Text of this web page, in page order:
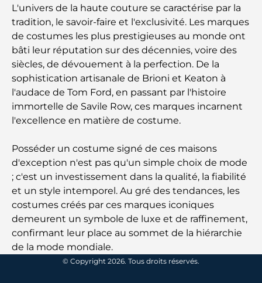
au DIFC
Les marques de vêtements les plus chères au
monde
Architecture ottomane : un riche héritage d'art,
de culture et d'empire
Les jets privés les plus chers : immersion dans
l'univers du luxe aéronautique des milliardaires
Les bagues de fiançailles les plus chères du
monde
Écoles indiennes à Dubaï : Le guide ultime pour
les parents
L'univers de la haute couture se caractérise par la
tradition, le savoir-faire et l'exclusivité. Les marques
de costumes les plus prestigieuses au monde ont
bâti leur réputation sur des décennies, voire des
siècles, de dévouement à la perfection. De la
sophistication artisanale de Brioni et Keaton à
l'audace de Tom Ford, en passant par l'histoire
immortelle de Savile Row, ces marques incarnent
l'excellence en matière de costume.
Posséder un costume signé de ces maisons
d'exception n'est pas qu'un simple choix de mode
; c'est un investissement dans la qualité, la fiabilité
et un style intemporel. Au gré des tendances, les
costumes créés par ces marques iconiques
demeurent un symbole de luxe et de raffinement,
confirmant leur place au sommet de la hiérarchie
de la mode mondiale.
© Copyright 2026. Tous droits réservés.